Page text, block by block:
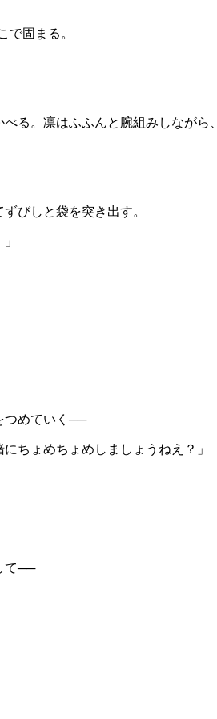
固まる。
る。凛はふふんと腕組みしながら、
びしと袋を突き出す。
つめていく──
ちょめちょめしましょうねえ？」
て──